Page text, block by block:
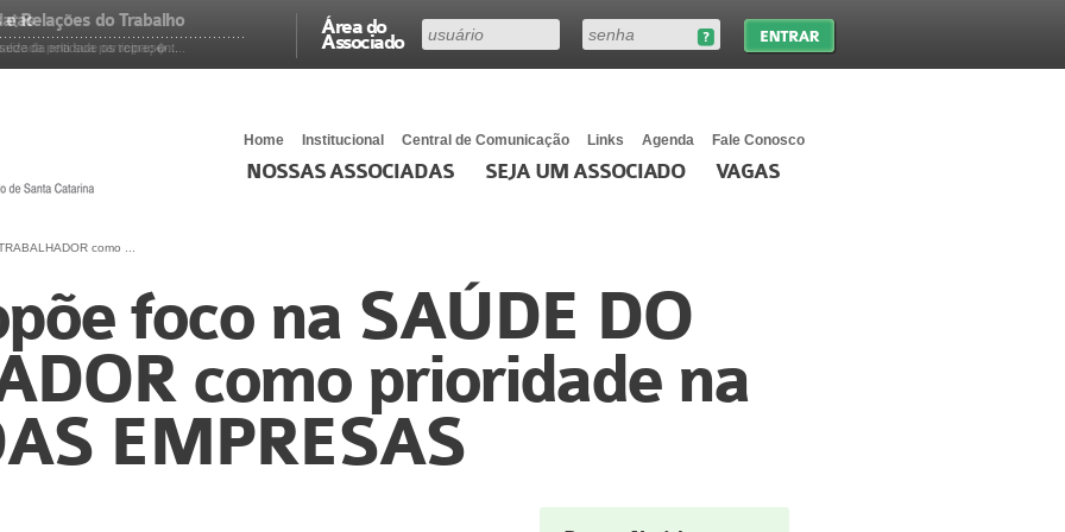
Área do
Associado
pela sua participaç�...
Relações do Trabalho
da entidade os represent...
Home Institucional Central de Comunicação Links Agenda Fale Conosco
NOSSAS ASSOCIADAS SEJA UM ASSOCIADO VAGAS
como ...
foco na SAÚDE DO
como prioridade na
EMPRESAS